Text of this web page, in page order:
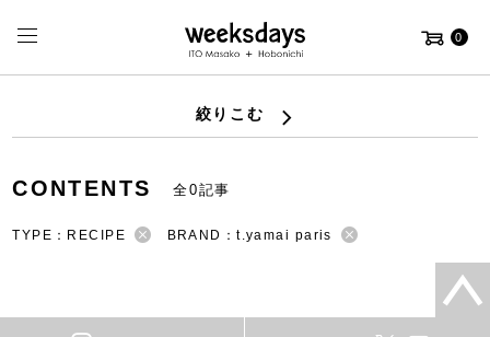
0
絞りこむ
CONTENTS 全0記事
TYPE：RECIPE BRAND：t.yamai paris